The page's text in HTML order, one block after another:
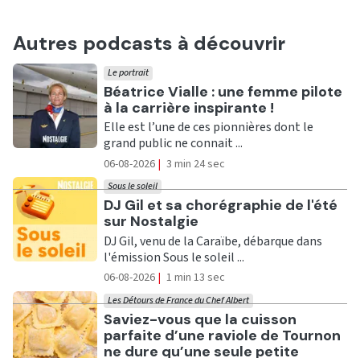
Autres podcasts à découvrir
Ecouter
Béatrice Vialle : une femme pilote
à la carrière inspirante !
Le portrait
Elle est l’une de ces pionnières dont le
grand public ne connait ...
06-08-2026 | 3 min 24 sec
Ecouter
DJ Gil et sa chorégraphie de l'été
sur Nostalgie
Sous le soleil
DJ Gil, venu de la Caraïbe, débarque dans
l'émission Sous le soleil ...
06-08-2026 | 1 min 13 sec
Ecouter
Saviez-vous que la cuisson
parfaite d’une raviole de Tournon
ne dure qu’une seule petite
Les Détours de France du Chef Albert